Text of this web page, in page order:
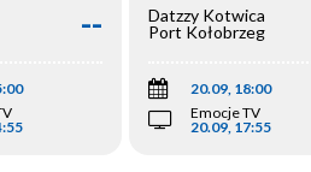
--
Datzzy Kotwica
Port Kołobrzeg
20.09, 18:00
Emocje TV
20.09, 17:55